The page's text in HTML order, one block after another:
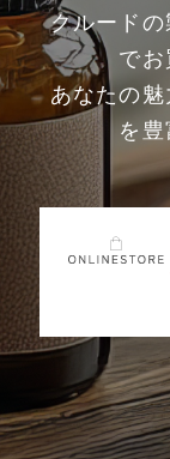
クルード
で
あなたの
を